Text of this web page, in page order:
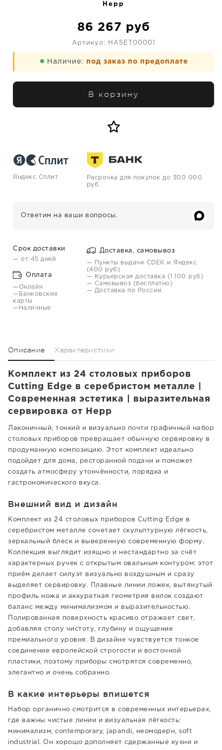
Hepp
86 267 руб
Артикул: HASET00001
Наличие: под заказ по предоплате
В корзину
Яндекс Сплит
Расрочка для покупок до 300 000
руб.
Ответим на ваши вопросы.
Срок доставки
— от 45 дней
Оплата
—Онлайн
—Банковские
карты
—Наличные
Доставка, самовывоз
— Пункты выдачи CDEK и Яндекс
(400 руб)
— Курьерская доставка (1 100 руб)
— Самовывоз (бесплатно)
— Доставка по России
Описание Характеристики
Комплект из 24 столовых приборов
Cutting Edge в серебристом металле |
Современная эстетика | выразительная
сервировка от Hepp
Лаконичный, тонкий и визуально почти графичный набор
столовых приборов превращает обычную сервировку в
продуманную композицию. Этот комплект идеально
подойдет для дома, ресторанной подачи и поможет
создать атмосферу утончённости, порядка и
гастрономического вкуса.
Внешний вид и дизайн
Комплект из 24 столовых приборов Cutting Edge в
серебристом металле сочетает скульптурную лёгкость,
зеркальный блеск и выверенную современную форму.
Коллекция выглядит изящно и нестандартно за счёт
характерных ручек с открытым овальным контуром: этот
приём делает силуэт визуально воздушным и сразу
выделяет сервировку. Плавные линии ложек, вытянутый
профиль ножа и аккуратная геометрия вилок создают
баланс между минимализмом и выразительностью.
Полированная поверхность красиво отражает свет,
добавляя столу чистоту, глубину и ощущение
премиального уровня. В дизайне чувствуется тонкое
соединение европейской строгости и восточной
пластики, поэтому приборы смотрятся современно,
элегантно и очень собранно.
В какие интерьеры впишется
Набор органично смотрится в современных интерьерах,
где важны чистые линии и визуальная лёгкость:
минимализм, contemporary, japandi, неомодерн, soft
industrial. Он хорошо дополняет сдержанные кухни и